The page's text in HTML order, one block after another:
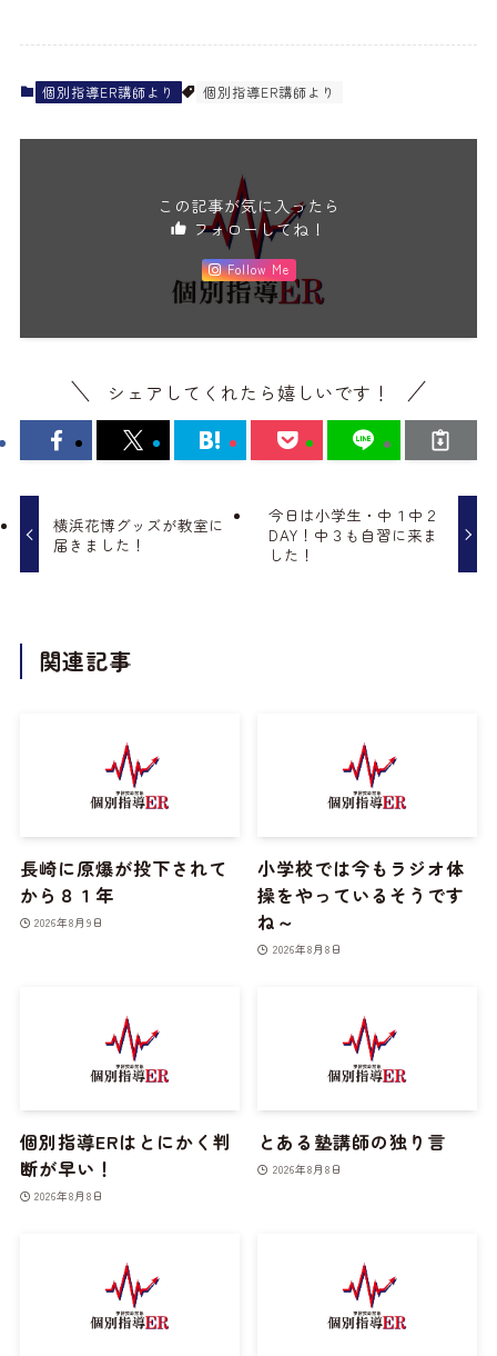
個別指導ER講師より 個別指導ER講師より
この記事が気に入ったら
フォローしてね！
Follow Me
シェアしてくれたら嬉しいです！
横浜花博グッズが教室に
届きました！
今日は小学生・中１中２
DAY！中３も自習に来ま
した！
関連記事
長崎に原爆が投下されて
から８１年
2026年8月9日
小学校では今もラジオ体
操をやっているそうです
ね～
2026年8月8日
個別指導ERはとにかく判
断が早い！
2026年8月8日
とある塾講師の独り言
2026年8月8日